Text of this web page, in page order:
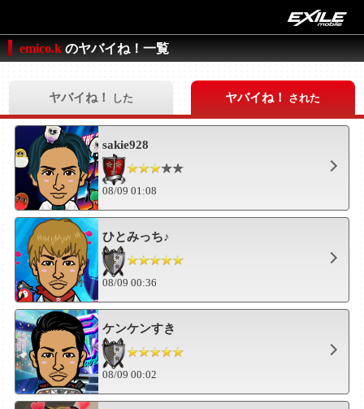
emico.k のヤバイね！一覧
ヤバイね！ した ヤバイね！ された
sakie928
08/09 01:08
ひとみっち♪
08/09 00:36
ケンケンすき
08/09 00:02